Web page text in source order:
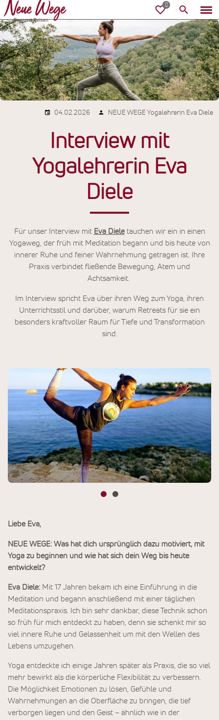
04.02.2026 NEUE WEGE Yogalehrerin Eva Diele
Interview mit
Yogalehrerin Eva
Diele
Für unser Interview mit Eva Dieletauchen wir ein in einen
Yogaweg, der früh mit Meditation begann und bis heute von
innerer Ruhe und feiner Wahrnehmung getragen ist. Ihre
Praxis verbindet fließende Bewegung, Atem und
Achtsamkeit.
Im Interview spricht Eva über ihren Weg zum Yoga, ihren
Unterrichtsstil und darüber, warum Retreats für sie ein
besonders kraftvoller Raum für Tiefe und Transformation
sind.
Liebe Eva,
NEUE WEGE: Was hat dich ursprünglich dazu motiviert, mit
Yoga zu beginnen und wie hat sich dein Weg bis heute
entwickelt?
Eva Diele: Mit 17 Jahren bekam ich eine Einführung in die
Meditation und begann anschließend mit einer täglichen
Meditationspraxis. Ich bin sehr dankbar, diese Technik schon
so früh für mich entdeckt zu haben, denn sie schenkt mir so
viel innere Ruhe und Gelassenheit um mit den Wellen des
Lebens umzugehen.
Yoga entdeckte ich einige Jahren später als Praxis, die so viel
mehr bewirkt als die körperliche Flexibilität zu verbessern.
Die Möglichkeit Emotionen zu lösen, Gefühle und
Wahrnehmungen an die Oberfläche zu bringen, die tief
verborgen liegen und den Geist – ähnlich wie in der